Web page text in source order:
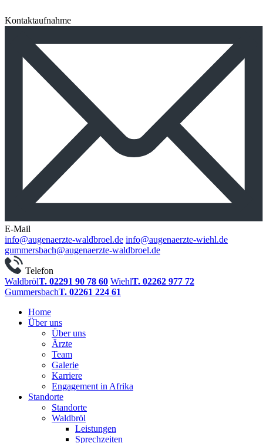
Kontaktaufnahme
E-Mail
info@augenaerzte-waldbroel.de info@augenaerzte-wiehl.de
gummersbach@augenaerzte-waldbroel.de
Telefon
WaldbrölT. 02291 90 78 60 WiehlT. 02262 977 72
GummersbachT. 02261 224 61
Home
Über uns
Über uns
Ärzte
Team
Galerie
Karriere
Engagement in Afrika
Standorte
Standorte
Waldbröl
Leistungen
Sprechzeiten